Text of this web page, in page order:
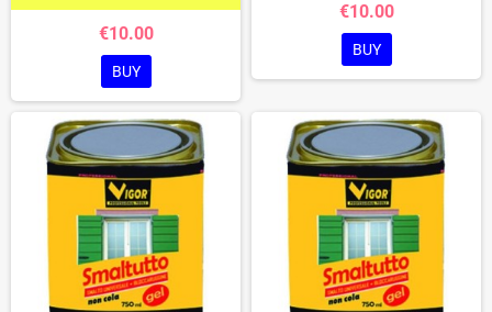
€10.00
BUY
€10.00
BUY